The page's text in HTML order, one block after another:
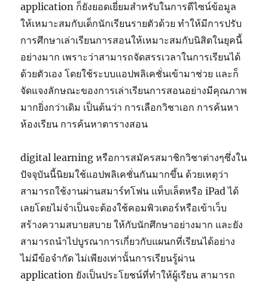
application ก็ยังยอดเยี่ยมสำหรับในการดีไซน์ข้อมูล
ให้เหมาะสมกับเด็กนักเรียนรายตัวด้วย ทำให้มีการปรับ
การศึกษาเล่าเรียนการสอนให้เหมาะสมกับนิสิตในยุคนี้
อย่างมาก เพราะว่าสามารถจัดสรรเวลาในการเรียนได้
ด้วยตัวเอง โดยใช้ระบบแอปพลิเคชั่นเข้ามาช่วย และก็
จัดแจงลักษณะของการเล่าเรียนการสอนอย่างมีคุณภาพ
มากยิ่งกว่าเดิม เป็นต้นว่า การเลือกวิชาเอก การค้นหา
ห้องเรียน การค้นหาตารางสอน
digital learning หรือการสมัครสมาชิกวิชาต่างๆซึ่งใน
ปัจจุบันนี้นิยมใช้แอปพลิเคชั่นกันมากขึ้น ด้วยเหตุว่า
สามารถใช้งานผ่านสมาร์ทโฟน แท็บเล็ตหรือ iPad ได้
เลยโดยไม่จำเป็นจะต้องใช้คอมพิวเตอร์หรือเข้าเว็บ
สร้างความสบายสบาย ให้กับนักศึกษาอย่างมาก และยัง
สามารถนำไปบูรณาการเกี่ยวกับแผนกที่เรียนได้อย่าง
ไม่มีข้อจำกัด ไม่เพียงเท่านั้นการเรียนรู้ผ่าน
application ยังเป็นประโยชน์ที่ทำให้ผู้เรียน สามารถ